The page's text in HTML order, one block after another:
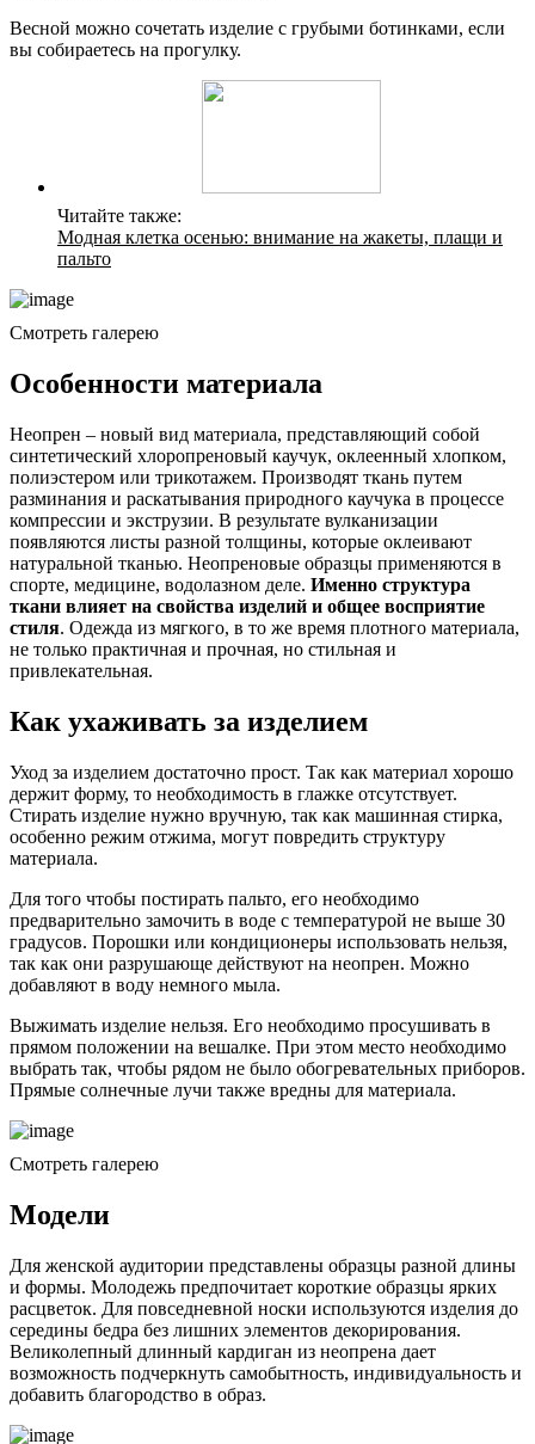
Весной можно сочетать изделие с грубыми ботинками, если
вы собираетесь на прогулку.
Читайте также:
Модная клетка осенью: внимание на жакеты, плащи и
пальто
Смотреть галерею
Особенности материала
Неопрен – новый вид материала, представляющий собой
синтетический хлоропреновый каучук, оклеенный хлопком,
полиэстером или трикотажем. Производят ткань путем
разминания и раскатывания природного каучука в процессе
компрессии и экструзии. В результате вулканизации
появляются листы разной толщины, которые оклеивают
натуральной тканью. Неопреновые образцы применяются в
спорте, медицине, водолазном деле. Именно структура
ткани влияет на свойства изделий и общее восприятие
стиля. Одежда из мягкого, в то же время плотного материала,
не только практичная и прочная, но стильная и
привлекательная.
Как ухаживать за изделием
Уход за изделием достаточно прост. Так как материал хорошо
держит форму, то необходимость в глажке отсутствует.
Стирать изделие нужно вручную, так как машинная стирка,
особенно режим отжима, могут повредить структуру
материала.
Для того чтобы постирать пальто, его необходимо
предварительно замочить в воде с температурой не выше 30
градусов. Порошки или кондиционеры использовать нельзя,
так как они разрушающе действуют на неопрен. Можно
добавляют в воду немного мыла.
Выжимать изделие нельзя. Его необходимо просушивать в
прямом положении на вешалке. При этом место необходимо
выбрать так, чтобы рядом не было обогревательных приборов.
Прямые солнечные лучи также вредны для материала.
Смотреть галерею
Модели
Для женской аудитории представлены образцы разной длины
и формы. Молодежь предпочитает короткие образцы ярких
расцветок. Для повседневной носки используются изделия до
середины бедра без лишних элементов декорирования.
Великолепный длинный кардиган из неопрена дает
возможность подчеркнуть самобытность, индивидуальность и
добавить благородство в образ.